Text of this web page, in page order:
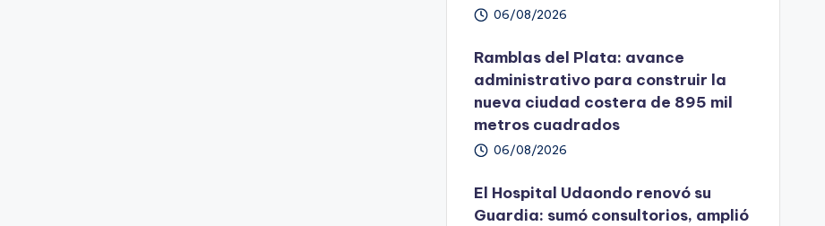
06/08/2026
Ramblas del Plata: avance
administrativo para construir la
nueva ciudad costera de 895 mil
metros cuadrados
06/08/2026
El Hospital Udaondo renovó su
Guardia: sumó consultorios, amplió